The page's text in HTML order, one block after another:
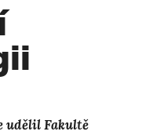
udělil Fakultě